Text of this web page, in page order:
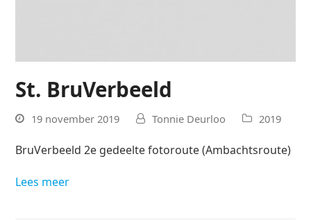
St. BruVerbeeld
19 november 2019 Tonnie Deurloo 2019
BruVerbeeld 2e gedeelte fotoroute (Ambachtsroute)
Lees meer